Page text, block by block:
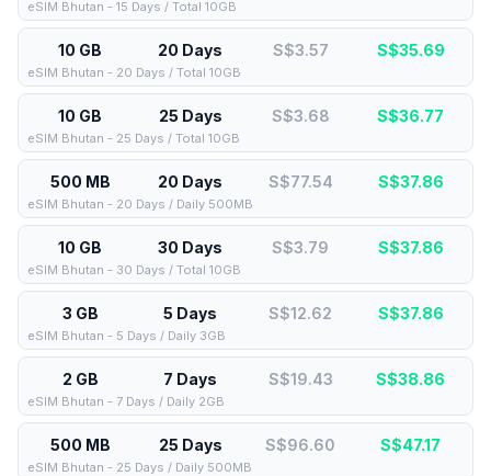
eSIM Bhutan - 15 Days / Total 10GB
10 GB 20 Days S$3.57 S$35.69
eSIM Bhutan - 20 Days / Total 10GB
10 GB 25 Days S$3.68 S$36.77
eSIM Bhutan - 25 Days / Total 10GB
500 MB 20 Days S$77.54 S$37.86
eSIM Bhutan - 20 Days / Daily 500MB
10 GB 30 Days S$3.79 S$37.86
eSIM Bhutan - 30 Days / Total 10GB
3 GB 5 Days S$12.62 S$37.86
eSIM Bhutan - 5 Days / Daily 3GB
2 GB 7 Days S$19.43 S$38.86
eSIM Bhutan - 7 Days / Daily 2GB
500 MB 25 Days S$96.60 S$47.17
eSIM Bhutan - 25 Days / Daily 500MB